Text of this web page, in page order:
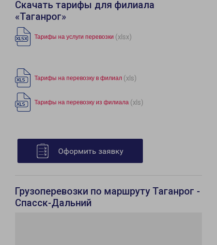
Скачать тарифы для филиала
«Таганрог»
Тарифы на услуги перевозки (xlsx)
Тарифы на перевозку в филиал (xls)
Тарифы на перевозку из филиала (xls)
Оформить заявку
Грузоперевозки по маршруту Таганрог -
Спасск-Дальний